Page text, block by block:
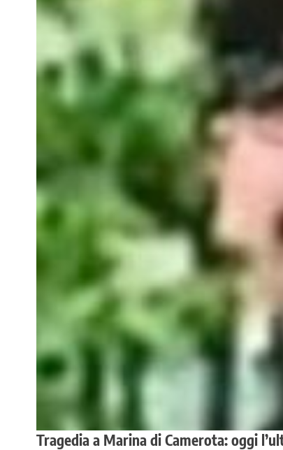
Tragedia a Marina di Camerota: oggi